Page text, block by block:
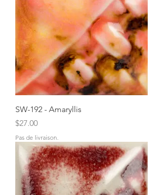
SW-192 - Amaryllis
Price
$27.00
Pas de livraison.